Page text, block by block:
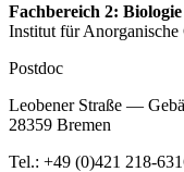
Fachbereich 2:
Institut für Anorganische
Postdoc
Leobener Straße —
28359 Bremen
Tel.: +49 (0)421 218-